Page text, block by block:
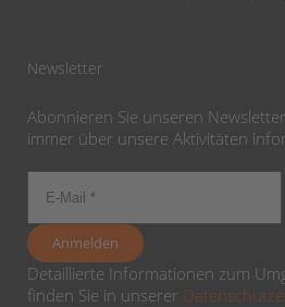
Newsletter
Abonnieren Sie unseren
immer über unsere Aktivitäten
Detaillierte Informationen zum
finden Sie in unserer